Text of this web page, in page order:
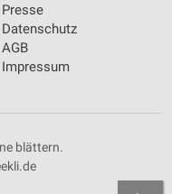
Presse
Datenschutz
AGB
Impressum
blättern.